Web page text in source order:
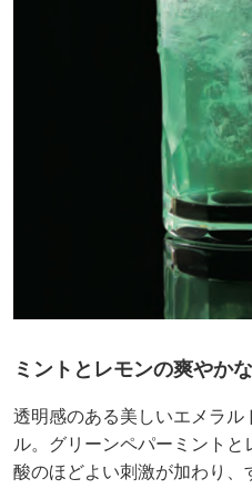
ミントとレモンの爽やか
透明感のある美しいエメラ
ル。グリーンペパーミント
酸のほどよい刺激が加わり